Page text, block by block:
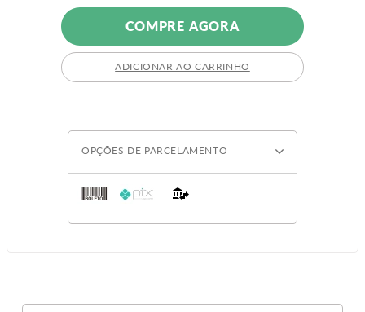
COMPRE AGORA
ADICIONAR AO CARRINHO
OPÇÕES DE PARCELAMENTO